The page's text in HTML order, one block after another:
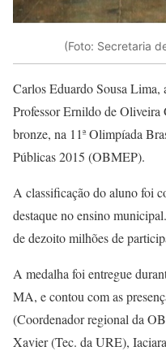
(Foto: Secretaria
Carlos Eduardo Sousa Lima,
Professor Ernildo de Oliveira
bronze, na 11ª Olimpíada
Públicas 2015 (OBMEP).
A classificação do aluno foi
destaque no ensino
de dezoito milhões de
A medalha foi entregue
MA, e contou com as
(Coordenador regional da
Xavier (Tec. da URE),